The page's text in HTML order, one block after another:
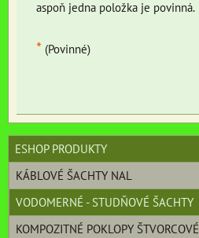
aspoň jedna položka je povinná.
* (Povinné)
ESHOP PRODUKTY
KÁBLOVÉ ŠACHTY NAL
VODOMERNÉ - STUDŇOVÉ ŠACHTY
KOMPOZITNÉ POKLOPY ŠTVORCOVÉ